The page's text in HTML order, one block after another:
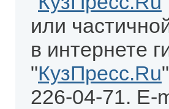
или
в интернете
"КузПресс.Ru
226-04-71. E-